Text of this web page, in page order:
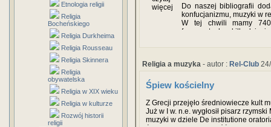
Etnologia religii
Religia
Bocheńskiego
Religia Durkheima
Religia Rousseau
Religia Skinnera
Religia
obywatelska
Religia w XIX wieku
Religia w kulturze
Rozwój historii
religii
Do naszej bibliografii
konfucjanizmu, muzyki w
W tej chwili mamy 740
fragmentach a
Religia a muzyka - autor : Rel-Club
Śpiew kościelny
Z Grecji przejęło średniowiecze kult
Już w I w. n.e. wygłosił pisarz
muzyki w dziele De institutione